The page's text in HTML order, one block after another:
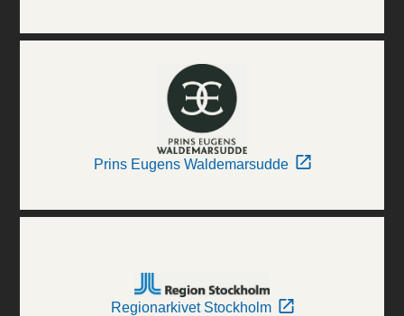
Prins Eugens Waldemarsudde
Regionarkivet Stockholm